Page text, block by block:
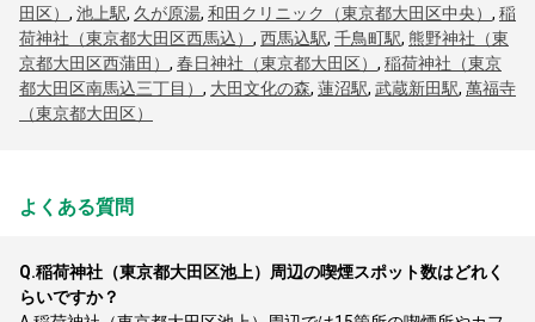
田区） , 池上駅, 久が原湯, 和田クリニック（東京都大田区中央） , 稲
荷神社（東京都大田区西馬込） , 西馬込駅, 千鳥町駅, 熊野神社（東
京都大田区西蒲田） , 春日神社（東京都大田区） , 稲荷神社（東京
都大田区南馬込三丁目） , 大田文化の森, 蓮沼駅, 武蔵新田駅, 萬福寺
（東京都大田区）
よくある質問
Q.稲荷神社（東京都大田区池上）周辺の喫煙スポット数はどれく
らいですか？